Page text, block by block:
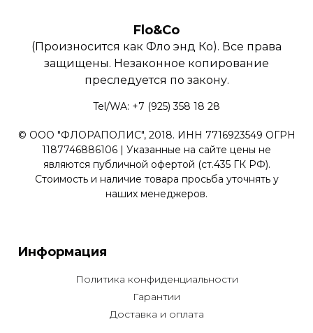
Flo&Co
(Произносится как Фло энд Ко). Все права
защищены. Незаконное копирование
преследуется по закону.
Tel/WA: +7 (925) 358 18 28
© ООО "ФЛОРАПОЛИС", 2018. ИНН 7716923549 ОГРН
1187746886106 | Указанные на сайте цены не
являются публичной офертой (ст.435 ГК РФ).
Стоимость и наличие товара просьба уточнять у
наших менеджеров.
Информация
Политика конфиденциальности
Гарантии
Доставка и оплата